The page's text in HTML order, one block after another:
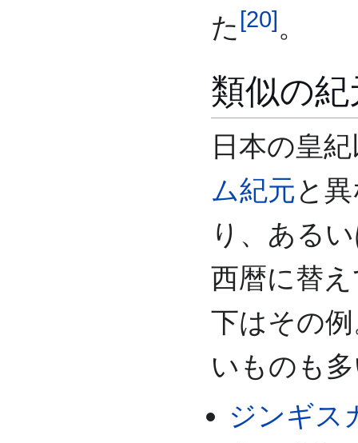
た [20]。
類似の紀
日本の皇
ム紀元 と
り、ある
西暦に替
下はその
いものも
ジンギス